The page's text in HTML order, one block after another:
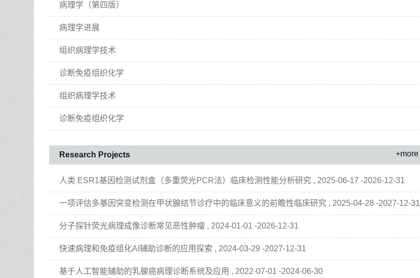
病理学（第四版）
病理学进展
组织病理学技术
诊断免疫组织化学
组织病理学技术
诊断免疫组织化学
Research Projects +more
人类 ESR1基因检测试剂盒（多重荧光PCR法）临床检测性能分析研究 , 2025-06-17 -2026-12-31
一项评估多基因突变检测在甲状腺结节诊疗中的临床意义的前瞻性临床研究 , 2025-04-28 -2027-12-31
分子探针荧光病理成像诊断常见恶性肿瘤 , 2024-01-01 -2026-12-31
快速病理和免疫组化AI辅助诊断的应用探索 , 2024-03-29 -2027-12-31
基于人工智能辅助的乳腺癌病理诊断系统及应用 , 2022-07-01 -2024-06-30